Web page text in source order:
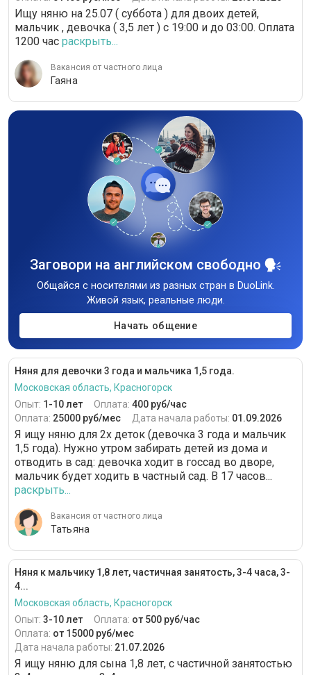
Ищу няню на 25.07 ( суббота ) для двоих детей,
мальчик , девочка ( 3,5 лет ) с 19:00 и до 03:00. Оплата
1200 час раскрыть...
Вакансия от частного лица
Гаяна
Заговори на английском свободно
Общайся с носителями из разных стран в DuoLink.
Живой язык, реальные люди.
Начать общение
Няня для девочки 3 года и мальчика 1,5 года.
Московская область, Красногорск
Опыт: 1-10 лет Оплата: 400 руб/час
Оплата: 25000 руб/мес Дата начала работы: 01.09.2026
Я ищу няню для 2х деток (девочка 3 года и мальчик
1,5 года). Нужно утром забирать детей из дома и
отводить в сад: девочка ходит в госсад во дворе,
мальчик будет ходить в частный сад. В 17 часов...
раскрыть...
Вакансия от частного лица
Татьяна
Няня к мальчику 1,8 лет, частичная занятость, 3-4 часа, 3-
4...
Московская область, Красногорск
Опыт: 3-10 лет Оплата: от 500 руб/час
Оплата: от 15000 руб/мес
Дата начала работы: 21.07.2026
Я ищу няню для сына 1,8 лет, с частичной занятостью